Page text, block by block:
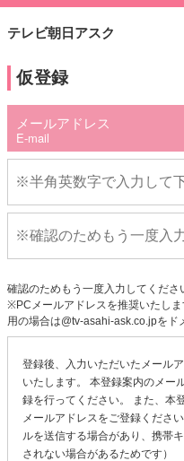
テレビ朝日アスク
仮登録
メールアドレス
E-mail
確認のためもう一度入力してくださ
※PCメールアドレスを推奨いたし
用の場合は@tv-asahi-ask.co.jpをド
登録後、入力いただいたメール
いたします。 本登録案内のメー
録を行ってください。 また、本
メールアドレスをご登録くださ
ルを送信する場合があり、携帯
されない場合があるためです）